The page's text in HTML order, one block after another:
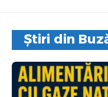
Știri din